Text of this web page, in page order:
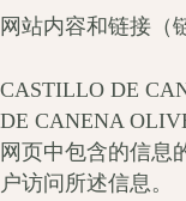
网站内容和链接（
CASTILLO DE
DE CANENA
网页中包含的信息
户访问所述信息。